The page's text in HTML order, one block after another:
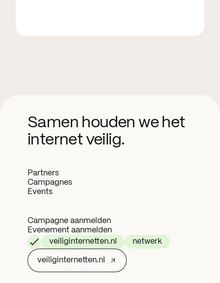
Samen houden we het
internet veilig.
Partners
Campagnes
Events
Campagne aanmelden
Evenement aanmelden
veiliginternetten.nl
netwerk
veiliginternetten.nl